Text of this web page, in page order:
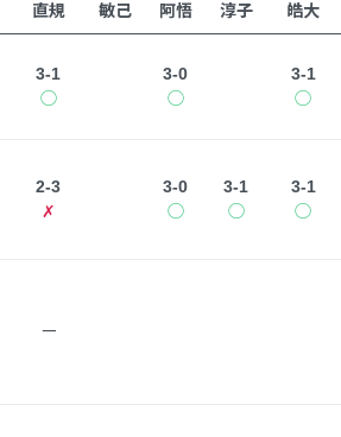
直規
敏己
阿悟
淳子
皓大
3-1
◯
3-0
◯
3-1
◯
2-3
✗
3-0
◯
3-1
◯
3-1
◯
ー